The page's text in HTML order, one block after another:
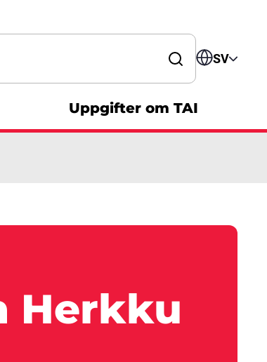
word
SV
Uppgifter om TAI
Herkku